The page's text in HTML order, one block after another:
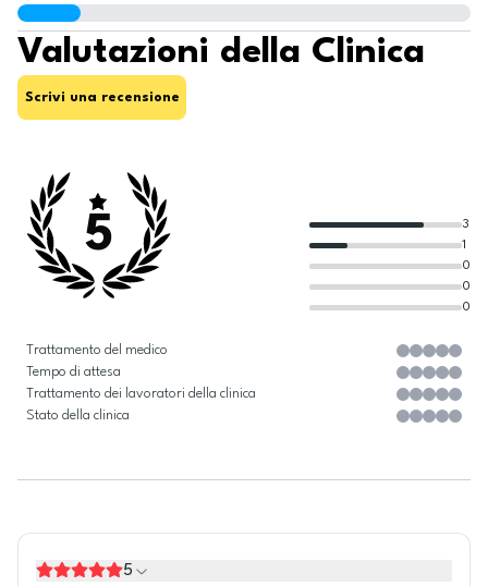
Valutazioni della Clinica
Scrivi una recensione
5
0
0
0
1
3
Trattamento del medico
Tempo di attesa
Trattamento dei lavoratori della clinica
Stato della clinica
5